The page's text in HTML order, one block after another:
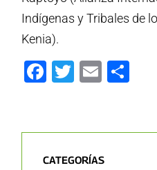
Indígenas y Tribales de
Kenia).
Facebook
Twitter
Email
CATEGORÍAS